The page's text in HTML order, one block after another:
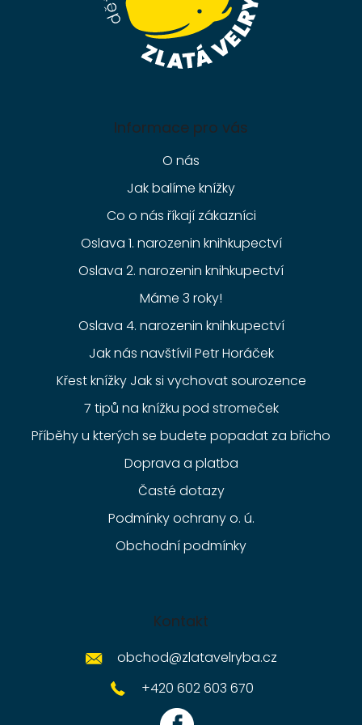
Informace pro vás
O nás
Jak balíme knížky
Co o nás říkají zákazníci
Oslava 1. narozenin knihkupectví
Oslava 2. narozenin knihkupectví
Máme 3 roky!
Oslava 4. narozenin knihkupectví
Jak nás navštívil Petr Horáček
Křest knížky Jak si vychovat sourozence
7 tipů na knížku pod stromeček
Příběhy u kterých se budete popadat za břicho
Doprava a platba
Časté dotazy
Podmínky ochrany o. ú.
Obchodní podmínky
Kontakt
obchod@zlatavelryba.cz
+420 602 603 670